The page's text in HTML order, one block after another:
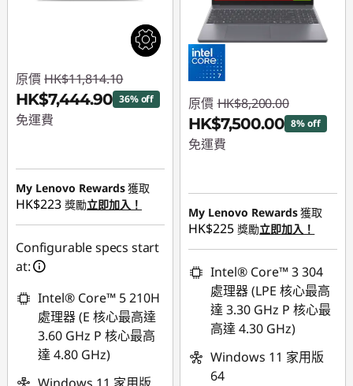
原價 HK$11,814.10
HK$7,444.90 36% off
免運費
My Lenovo Rewards獲取
HK$223 獎勵立即加入！
Configurable specs start
at:
Intel® Core™ 5 210H
處理器 (E 核心最高達
3.60 GHz P 核心最高
達 4.80 GHz)
原價 HK$8,200.00
HK$7,500.00 8% off
免運費
My Lenovo Rewards獲取
HK$225 獎勵立即加入！
Intel® Core™ 3 304
處理器 (LPE 核心最高
達 3.30 GHz P 核心最
高達 4.30 GHz)
Windows 11 家用版
64